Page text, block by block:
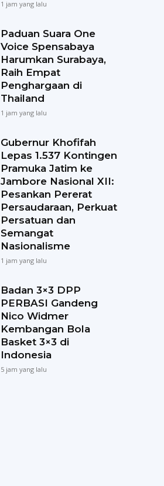
1 jam yang lalu
Paduan Suara One
Voice Spensabaya
Harumkan Surabaya,
Raih Empat
Penghargaan di
Thailand
1 jam yang lalu
Gubernur Khofifah
Lepas 1.537 Kontingen
Pramuka Jatim ke
Jambore Nasional XII:
Pesankan Pererat
Persaudaraan, Perkuat
Persatuan dan
Semangat
Nasionalisme
1 jam yang lalu
Badan 3×3 DPP
PERBASI Gandeng
Nico Widmer
Kembangan Bola
Basket 3×3 di
Indonesia
5 jam yang lalu